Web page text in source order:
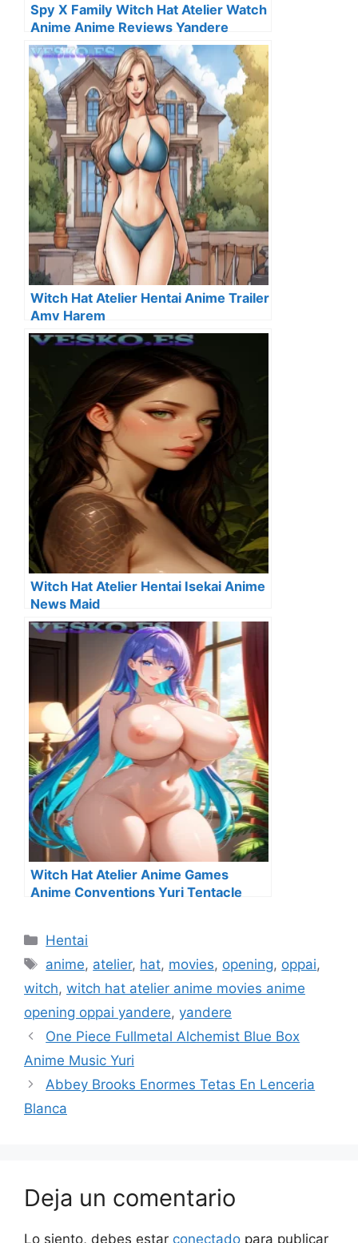
Spy X Family Witch Hat Atelier Watch
Anime Anime Reviews Yandere
Witch Hat Atelier Hentai Anime Trailer
Amv Harem
Witch Hat Atelier Hentai Isekai Anime
News Maid
Witch Hat Atelier Anime Games
Anime Conventions Yuri Tentacle
Categorías
Hentai
Etiquetas
anime, atelier, hat, movies, opening, oppai,
witch, witch hat atelier anime movies anime
opening oppai yandere, yandere
One Piece Fullmetal Alchemist Blue Box
Anime Music Yuri
Abbey Brooks Enormes Tetas En Lenceria
Blanca
Deja un comentario
Lo siento, debes estar conectado para publicar